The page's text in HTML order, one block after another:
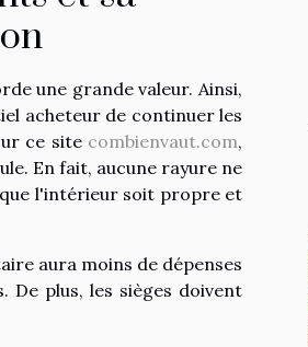
une grande valeur. Ainsi,
acheteur de continuer les
ce site combienvaut.com,
En fait, aucune rayure ne
l'intérieur soit propre et
aura moins de dépenses
De plus, les sièges doivent